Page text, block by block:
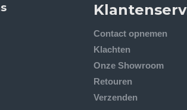
Contact opnemen
Klachten
Onze Showroom
Retouren
Verzenden